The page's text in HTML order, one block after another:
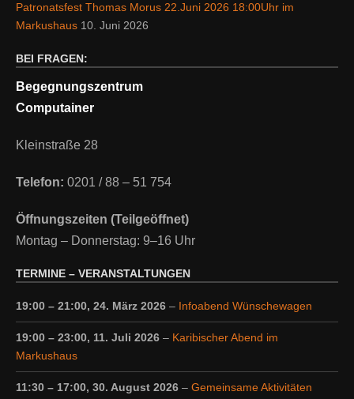
Patronatsfest Thomas Morus 22.Juni 2026 18:00Uhr im
Markushaus 10. Juni 2026
BEI FRAGEN:
Begegnungszentrum
Computainer
Kleinstraße 28
Telefon: 0201 / 88 – 51 754
Öffnungszeiten (Teilgeöffnet)
Montag – Donnerstag: 9–16 Uhr
TERMINE – VERANSTALTUNGEN
19:00 – 21:00, 24. März 2026 – Infoabend Wünschewagen
19:00 – 23:00, 11. Juli 2026 – Karibischer Abend im
Markushaus
11:30 – 17:00, 30. August 2026 – Gemeinsame Aktivitäten